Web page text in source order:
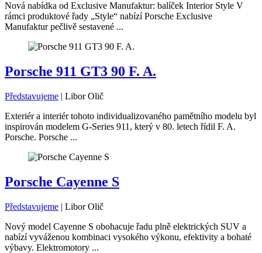
Nová nabídka od Exclusive Manufaktur: balíček Interior Style V
rámci produktové řady „Style“ nabízí Porsche Exclusive
Manufaktur pečlivě sestavené ...
Porsche 911 GT3 90 F. A.
Představujeme | Libor Olič
Exteriér a interiér tohoto individualizovaného pamětního modelu byl
inspirován modelem G-Series 911, který v 80. letech řídil F. A.
Porsche. Porsche ...
Porsche Cayenne S
Představujeme | Libor Olič
Nový model Cayenne S obohacuje řadu plně elektrických SUV a
nabízí vyváženou kombinaci vysokého výkonu, efektivity a bohaté
výbavy. Elektromotory ...